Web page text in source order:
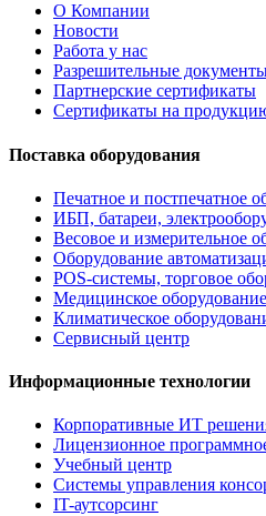
О Компании
Новости
Работа у нас
Разрешительные
Партнерские сертификаты
Сертификаты на
Поставка оборудования
Печатное и постпечатное
ИБП, батареи,
Весовое и измерительное
Оборудование
POS-системы, торговое
Медицинское
Климатическое
Сервисный центр
Информационные технологии
Корпоративные ИТ
Лицензионное
Учебный центр
Системы управления
IT-аутсорсинг